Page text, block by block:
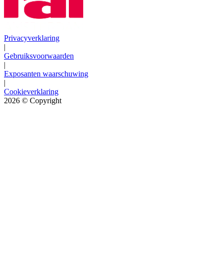
Privacyverklaring
|
Gebruiksvoorwaarden
|
Exposanten waarschuwing
|
Cookieverklaring
2026 © Copyright